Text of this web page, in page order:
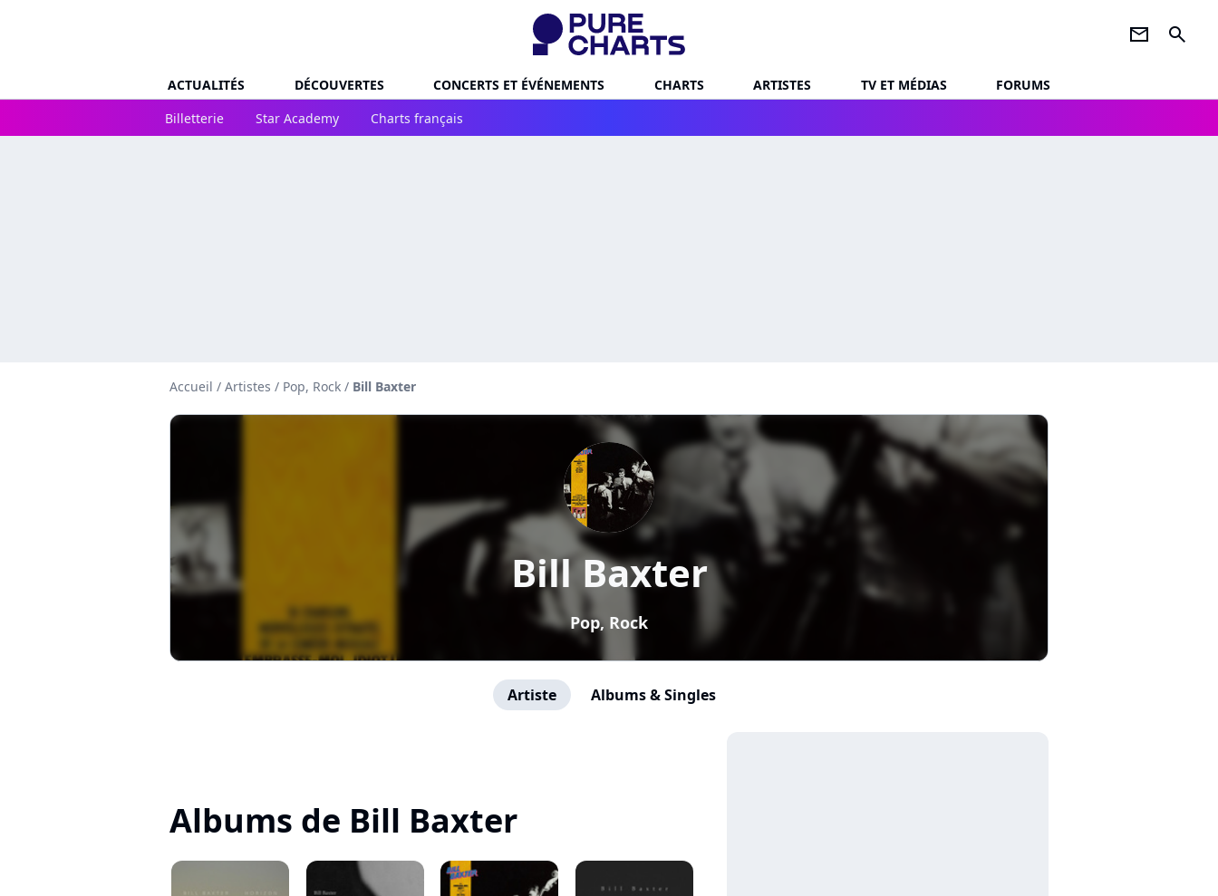
newsletter search
ACTUALITÉS DÉCOUVERTES CONCERTS ET ÉVÉNEMENTS CHARTS ARTISTES TV ET MÉDIAS
FORUMS
Billetterie
Star Academy Charts français
Accueil / Artistes / Pop, Rock / Bill Baxter
Bill Baxter
Pop, Rock
Artiste Albums & Singles
Albums de Bill Baxter